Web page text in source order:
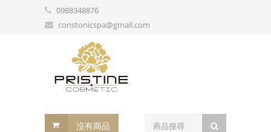
0988348876
constonicspa@gmail.com
沒有商品